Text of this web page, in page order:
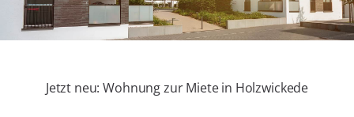
Jetzt neu: Wohnung zur Miete in Holzwickede